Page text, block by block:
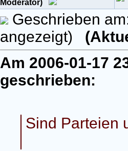
Moderator)
Geschrieben
angezeigt)
Am 2006-01-17
geschrieben:
Sind Parteien